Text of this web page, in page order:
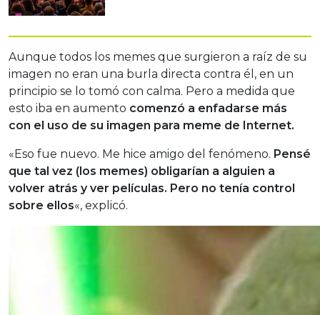
Aunque todos los memes que surgieron a raíz de su
imagen no eran una burla directa contra él, en un
principio se lo tomó con calma. Pero a medida que
esto iba en aumento comenzó a enfadarse más
con el uso de su imagen para meme de Internet.
«Eso fue nuevo. Me hice amigo del fenómeno. Pensé
que tal vez (los memes) obligarían a alguien a
volver atrás y ver películas. Pero no tenía control
sobre ellos«, explicó.